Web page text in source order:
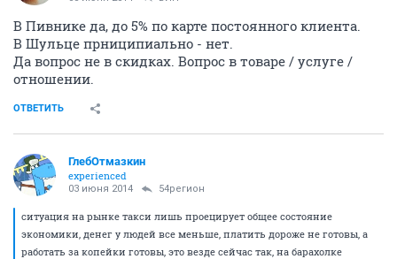
В Пивнике да, до 5% по карте постоянного клиента.
В Шульце прниципиально - нет.
Да вопрос не в скидках. Вопрос в товаре / услуге /
отношении.
ОТВЕТИТЬ
ГлебОтмазкин
experienced
03 июня 2014 54регион
ситуация на рынке такси лишь проецирует общее состояние
экономики, денег у людей все меньше, платить дороже не готовы, а
работать за копейки готовы, это везде сейчас так, на барахолке